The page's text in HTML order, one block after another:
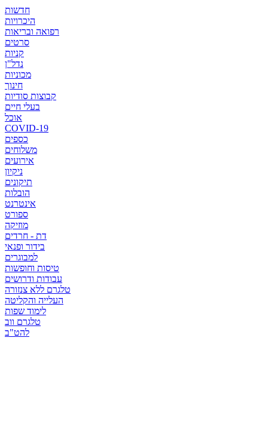
חדשות
היכרויות
רפואה ובריאות
סרטים
קניות
נדל"ן
מכוניות
חינוך
קבוצות סודיות
בעלי חיים
אוכל
COVID-19
כספים
משלוחים
אירועים
ניקיון
תיקונים
הובלות
אינטרנט
ספורט
מוזיקה
דת - חרדים
בידור ופנאי
למבוגרים
טיסות וחופשות
עבודות ודרושים
טלגרם ללא צנזורה
העלייה והקליטה
לימוד שפות
טלגרם ווב
להט"ב